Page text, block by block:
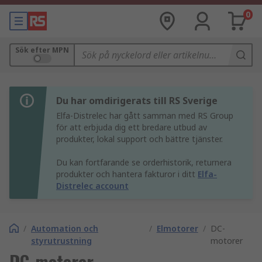
0
Sök efter MPN
Du har omdirigerats till RS Sverige
Elfa-Distrelec har gått samman med RS Group
för att erbjuda dig ett bredare utbud av
produkter, lokal support och bättre tjänster.
Du kan fortfarande se orderhistorik, returnera
produkter och hantera fakturor i ditt Elfa-
Distrelec account
/ Automation och
styrutrustning
/ Elmotorer / DC-
motorer